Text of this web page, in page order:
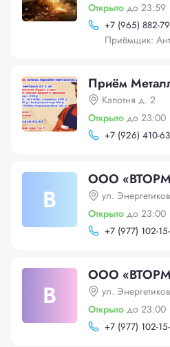
Открыто до 23:59
+7 (965) 882-
Приёмщик:
Приём
Капотня д. 2
Открыто до 23:00
+7 (926) 410-
В
ООО
ул.
Открыто до 23:00
+7 (977) 102-
В
ООО
ул.
Открыто до 23:00
+7 (977) 102-